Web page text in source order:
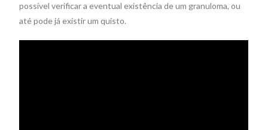
possível verificar a eventual existência de um granuloma, ou
até pode já existir um quisto.